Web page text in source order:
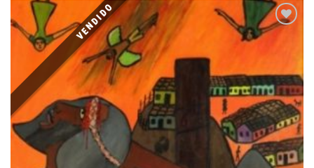
VENDIDO